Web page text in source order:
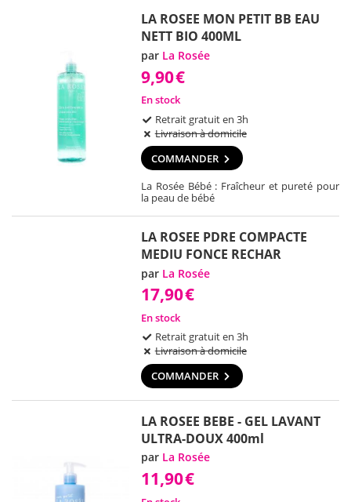
LA ROSEE MON PETIT BB EAU
NETT BIO 400ML
par La Rosée
9,90€
En stock
Retrait gratuit en 3h
Livraison à domicile
COMMANDER
La Rosée Bébé : Fraîcheur et pureté pour
la peau de bébé
LA ROSEE PDRE COMPACTE
MEDIU FONCE RECHAR
par La Rosée
17,90€
En stock
Retrait gratuit en 3h
Livraison à domicile
COMMANDER
LA ROSEE BEBE - GEL LAVANT
ULTRA-DOUX 400ml
par La Rosée
11,90€